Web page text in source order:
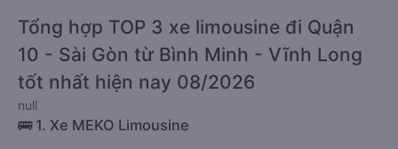
Tổng hợp TOP 3 xe limousine đi Quận
10 - Sài Gòn từ Bình Minh - Vĩnh Long
tốt nhất hiện nay 08/2026
null
🚌 1. Xe MEKO Limousine